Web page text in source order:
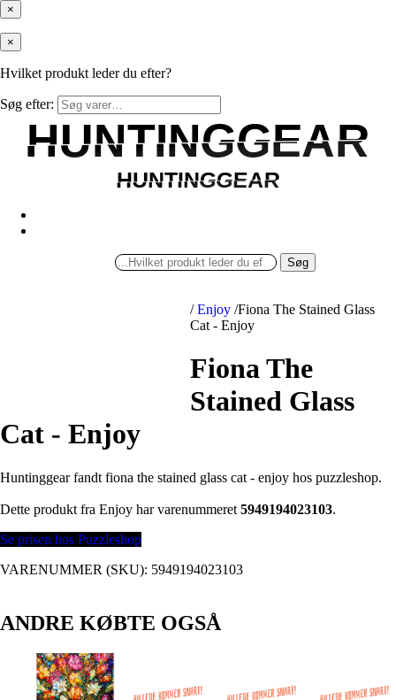
×
×
Hvilket produkt leder du efter?
Søg efter:
HUNTINGGEAR
HUNTINGGEAR
HUNTINGGEAR
HUNTINGGEAR
Søg
/ Enjoy /Fiona The Stained Glass
Cat - Enjoy
Fiona The
Stained Glass
Cat - Enjoy
Huntinggear fandt fiona the stained glass cat - enjoy hos puzzleshop.
Dette produkt fra Enjoy har varenummeret 5949194023103.
Se prisen hos Puzzleshop
VARENUMMER (SKU): 5949194023103
ANDRE KØBTE OGSÅ